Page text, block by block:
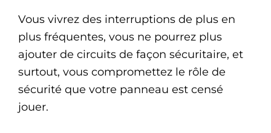
Vous vivrez des interruptions de plus en
plus fréquentes, vous ne pourrez plus
ajouter de circuits de façon sécuritaire, et
surtout, vous compromettez le rôle de
sécurité que votre panneau est censé
jouer.